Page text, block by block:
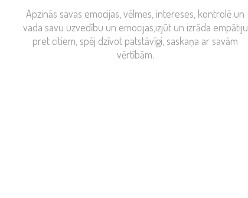
Apzinās savas emocijas, vēlmes, intereses, kontrolē un
vada savu uzvedību un emocijas,izjūt un izrāda empātiju
pret citiem, spēj dzīvot patstāvīgi, saskaņa ar savām
vērtībām.